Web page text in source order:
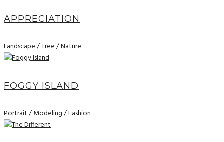
APPRECIATION
Landscape / Tree / Nature
FOGGY ISLAND
Portrait / Modeling / Fashion